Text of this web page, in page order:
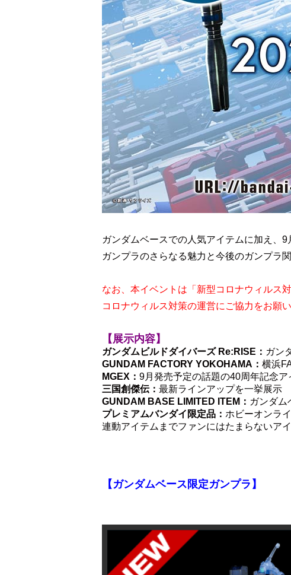
ガンダムベースでの人気アイテムに加え、
ガンプラのさらなる魅力と今後のガンプラ
なお、本イベントは「新型コロナウィルス
コロナウィルス対策の運営にご協力をお願い
【展示内容】
ガンダムビルドダイバーズ Re:RISE： ガン
GUNDAM FACTORY YOKOHAMA： 横浜
MGEX： 9月発売予定の話題の40周年記念
三国創傑伝： 最新ラインアップを一挙展示
GUNDAM BASE LIMITED ITEM： ガンダム
プレミアムバンダイ限定品： ホビーオンラ
連動アイテムまでファンにはたまらないア
【ガンダムベース限定ガンプラ】